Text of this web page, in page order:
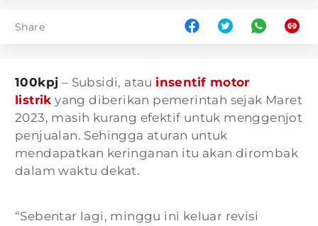
Share
100kpj – Subsidi, atau insentif motor
listrik yang diberikan pemerintah sejak Maret
2023, masih kurang efektif untuk menggenjot
penjualan. Sehingga aturan untuk
mendapatkan keringanan itu akan dirombak
dalam waktu dekat.
“Sebentar lagi, minggu ini keluar revisi